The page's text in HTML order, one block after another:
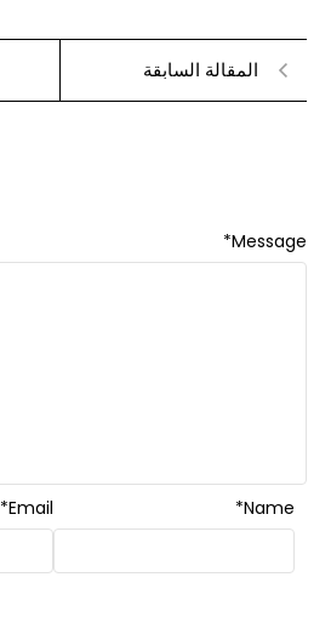
المقالة السابقة
Message
*
Name
*
Email
*